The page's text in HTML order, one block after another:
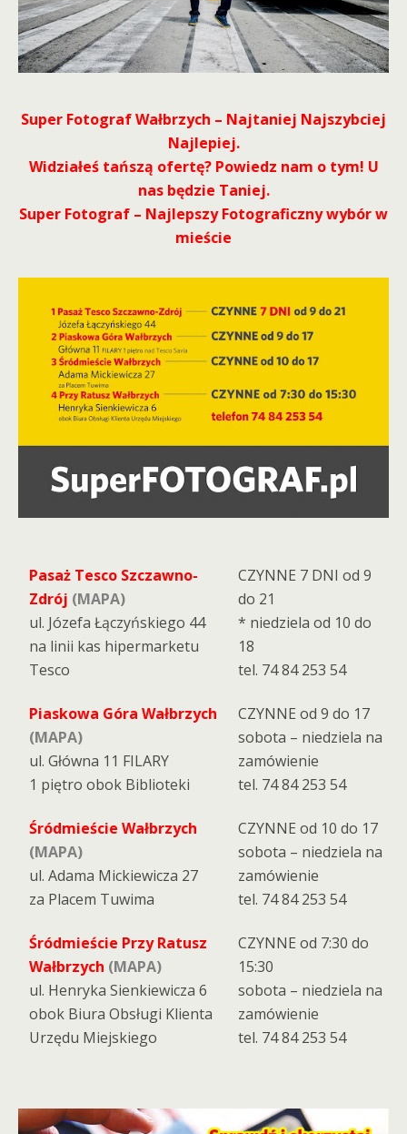
Super Fotograf Wałbrzych – Najtaniej Najszybciej
Najlepiej.
Widziałeś tańszą ofertę? Powiedz nam o tym! U
nas będzie Taniej.
Super Fotograf – Najlepszy Fotograficzny wybór w
mieście
Pasaż Tesco Szczawno-
Zdrój (MAPA)
ul. Józefa Łączyńskiego 44
na linii kas hipermarketu
Tesco
CZYNNE 7 DNI od 9
do 21
* niedziela od 10 do
18
tel. 74 84 253 54
Piaskowa Góra Wałbrzych
(MAPA)
ul. Główna 11 FILARY
1 piętro obok Biblioteki
CZYNNE od 9 do 17
sobota – niedziela na
zamówienie
tel. 74 84 253 54
Śródmieście Wałbrzych
(MAPA)
ul. Adama Mickiewicza 27
za Placem Tuwima
CZYNNE od 10 do 17
sobota – niedziela na
zamówienie
tel. 74 84 253 54
Śródmieście Przy Ratusz
Wałbrzych (MAPA)
ul. Henryka Sienkiewicza 6
obok Biura Obsługi Klienta
Urzędu Miejskiego
CZYNNE od 7:30 do
15:30
sobota – niedziela na
zamówienie
tel. 74 84 253 54